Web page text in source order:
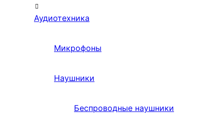
Аудиотехника
Микрофоны
Наушники
Беспроводные наушники